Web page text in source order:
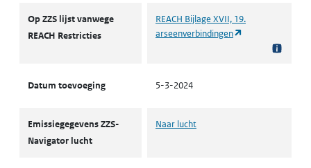
Op ZZS lijst vanwege
REACH Restricties
REACH Bijlage XVII, 19.
arseenverbindingen
Datum toevoeging 5-3-2024
Emissiegegevens ZZS-
Navigator lucht
Naar lucht